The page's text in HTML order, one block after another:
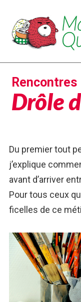
Rencontres
Drôle
Du premier tout
j’explique
avant d’arriver
Pour tous ceux
ficelles de ce